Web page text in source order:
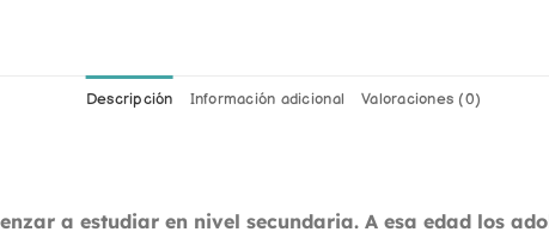
Descripción Información adicional Valoraciones (0)
a estudiar en nivel secundaria. A esa edad los